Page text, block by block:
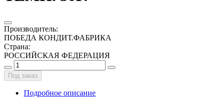
Производитель:
ПОБЕДА КОНДИТ.ФАБРИКА
Страна:
РОССИЙСКАЯ ФЕДЕРАЦИЯ
Под заказ
Подробное описание